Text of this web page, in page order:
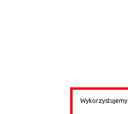
Wykorzystujemy